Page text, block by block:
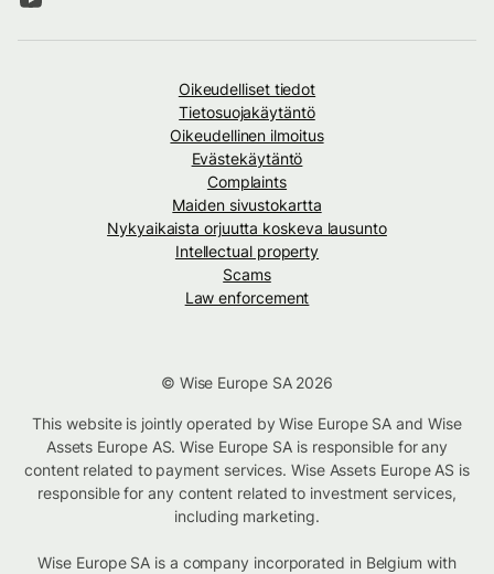
Oikeudelliset tiedot
Tietosuojakäytäntö
Oikeudellinen ilmoitus
Evästekäytäntö
Complaints
Maiden sivustokartta
Nykyaikaista orjuutta koskeva lausunto
Intellectual property
Scams
Law enforcement
© Wise Europe SA 2026
This website is jointly operated by Wise Europe SA and Wise
Assets Europe AS. Wise Europe SA is responsible for any
content related to payment services. Wise Assets Europe AS is
responsible for any content related to investment services,
including marketing.
Wise Europe SA is a company incorporated in Belgium with